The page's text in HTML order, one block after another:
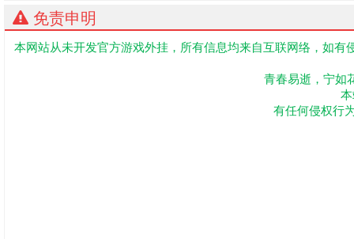
免责申明
本网站从未开发官方游戏外挂，所有信息均来自互联网络，如
青春易逝，宁如
有任何侵权行